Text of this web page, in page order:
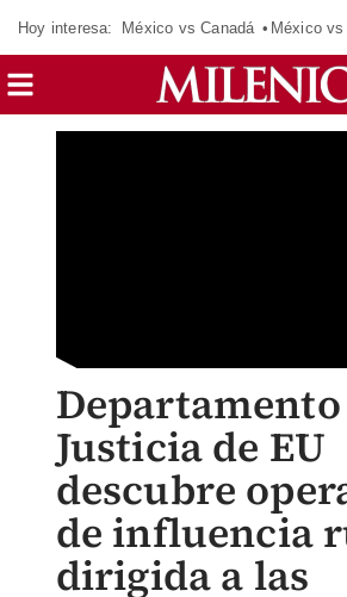
Hoy interesa: México vs Canadá México vs
Departamento
Justicia de EU
descubre
de influencia
dirigida a las